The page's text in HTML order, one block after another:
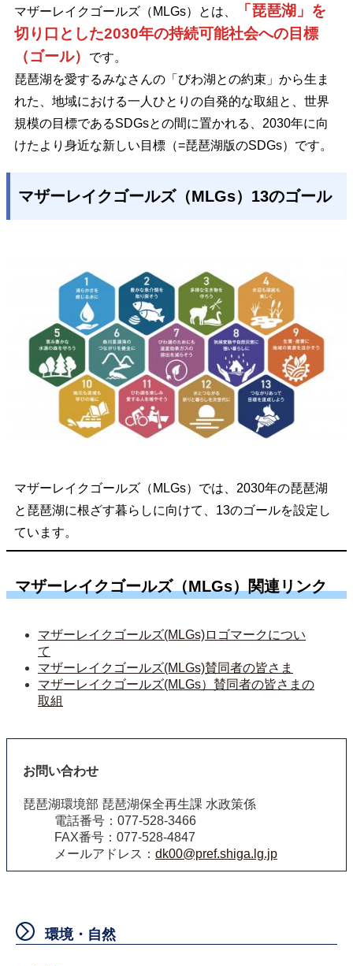
マザーレイクゴールズ（MLGs）とは、
「琵琶湖」を
切り口とした2030年の持続可能社会への目標
（ゴール）
です。
琵琶湖を愛するみなさんの「びわ湖との約束」から生ま
れた、地域における一人ひとりの自発的な取組と、世界
規模の目標であるSDGsとの間に置かれる、2030年に向
けたより身近な新しい目標（=琵琶湖版のSDGs）です。
マザーレイクゴールズ（MLGs）13のゴール
マザーレイクゴールズ（MLGs）では、 2030年の琵琶湖
と琵琶湖に根ざす暮らしに向けて、13のゴールを設定し
ています。
マザーレイクゴールズ（MLGs）関連リンク
マザーレイクゴールズ(MLGs)ロゴマークについ
て
マザーレイクゴールズ(MLGs)賛同者の皆さま
マザーレイクゴールズ(MLGs）賛同者の皆さまの
取組
お問い合わせ
琵琶湖環境部 琵琶湖保全再生課 水政策係
電話番号：077-528-3466
FAX番号：077-528-4847
メールアドレス： dk00@pref.shiga.lg.jp
環境・自然